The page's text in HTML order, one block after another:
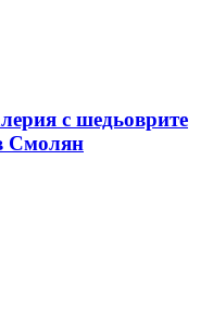
с шедьоврите
Смолян